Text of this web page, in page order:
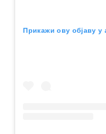
Прикажи ову објаву у